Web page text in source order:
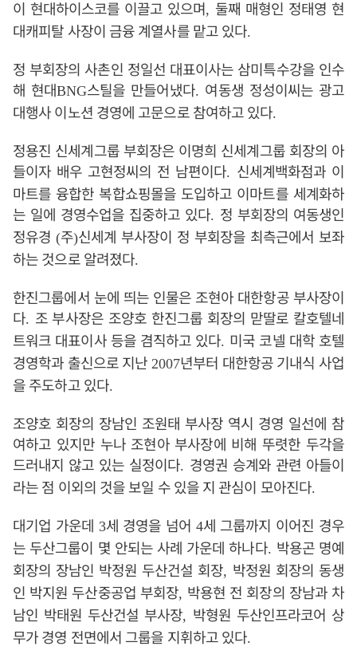
이 현대하이스코를 이끌고 있으며, 둘째 매형인 정태영 현
대캐피탈 사장이 금융 계열사를 맡고 있다.
정 부회장의 사촌인 정일선 대표이사는 삼미특수강을 인수
해 현대BNG스틸을 만들어냈다. 여동생 정성이씨는 광고
대행사 이노션 경영에 고문으로 참여하고 있다.
정용진 신세계그룹 부회장은 이명희 신세계그룹 회장의 아
들이자 배우 고현정씨의 전 남편이다. 신세계백화점과 이
마트를 융합한 복합쇼핑몰을 도입하고 이마트를 세계화하
는 일에 경영수업을 집중하고 있다. 정 부회장의 여동생인
정유경 (주)신세계 부사장이 정 부회장을 최측근에서 보좌
하는 것으로 알려졌다.
한진그룹에서 눈에 띄는 인물은 조현아 대한항공 부사장이
다. 조 부사장은 조양호 한진그룹 회장의 맏딸로 칼호텔네
트워크 대표이사 등을 겸직하고 있다. 미국 코넬 대학 호텔
경영학과 출신으로 지난 2007년부터 대한항공 기내식 사업
을 주도하고 있다.
조양호 회장의 장남인 조원태 부사장 역시 경영 일선에 참
여하고 있지만 누나 조현아 부사장에 비해 뚜렷한 두각을
드러내지 않고 있는 실정이다. 경영권 승계와 관련 아들이
라는 점 이외의 것을 보일 수 있을 지 관심이 모아진다.
대기업 가운데 3세 경영을 넘어 4세 그룹까지 이어진 경우
는 두산그룹이 몇 안되는 사례 가운데 하나다. 박용곤 명예
회장의 장남인 박정원 두산건설 회장, 박정원 회장의 동생
인 박지원 두산중공업 부회장, 박용현 전 회장의 장남과 차
남인 박태원 두산건설 부사장, 박형원 두산인프라코어 상
무가 경영 전면에서 그룹을 지휘하고 있다.